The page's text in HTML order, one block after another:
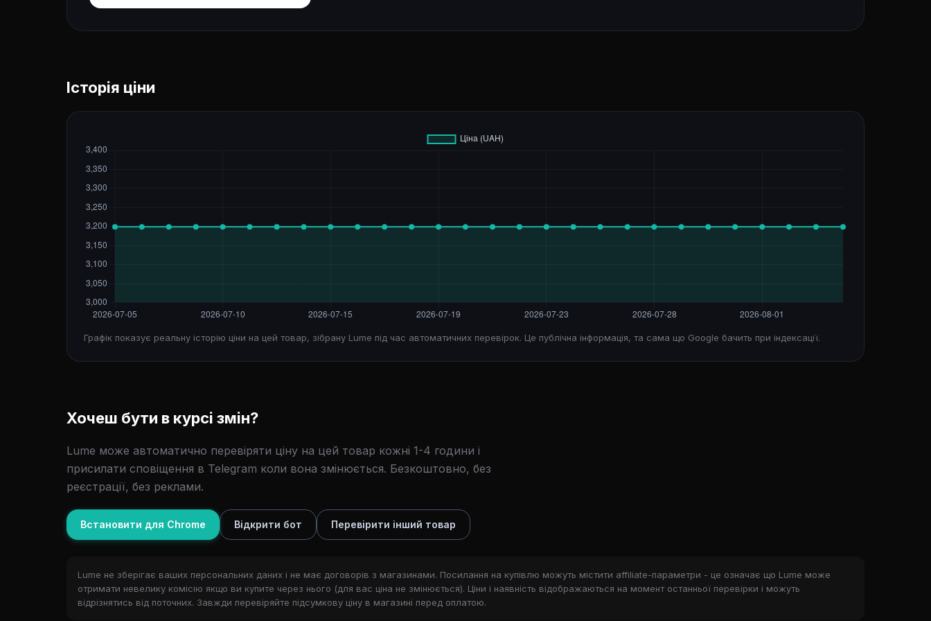
Історія ціни
Графік показує реальну історію ціни на цей товар, зібрану Lume під час автоматичних перевірок. Це публічна інформація, та сама що Google бачить при індексації.
Хочеш бути в курсі змін?
Lume може автоматично перевіряти ціну на цей товар кожні 1-4 години і
присилати сповіщення в Telegram коли вона змінюється. Безкоштовно, без
реєстрації, без реклами.
Встановити для Chrome Відкрити бот Перевірити інший товар
Lume не зберігає ваших персональних даних і не має договорів з магазинами. Посилання на купівлю можуть містити affiliate-параметри - це означає що Lume може
отримати невелику комісію якщо ви купите через нього (для вас ціна не змінюється). Ціни і наявність відображаються на момент останньої перевірки і можуть
відрізнятись від поточних. Завжди перевіряйте підсумкову ціну в магазині перед оплатою.